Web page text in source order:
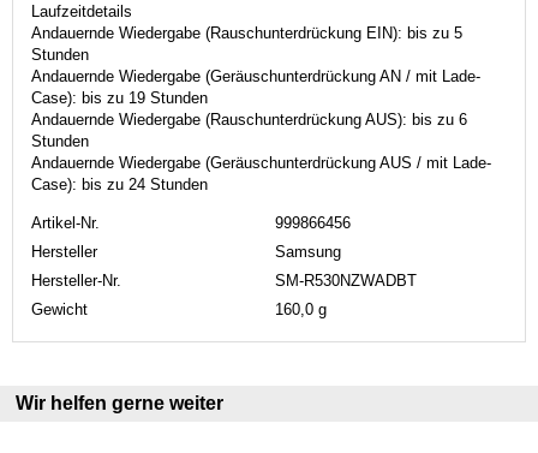
Laufzeitdetails
Andauernde Wiedergabe (Rauschunterdrückung EIN): bis zu 5
Stunden
Andauernde Wiedergabe (Geräuschunterdrückung AN / mit Lade-
Case): bis zu 19 Stunden
Andauernde Wiedergabe (Rauschunterdrückung AUS): bis zu 6
Stunden
Andauernde Wiedergabe (Geräuschunterdrückung AUS / mit Lade-
Case): bis zu 24 Stunden
Artikel-Nr.
999866456
Hersteller
Samsung
Hersteller-Nr.
SM-R530NZWADBT
Gewicht
160,0 g
Wir helfen gerne weiter